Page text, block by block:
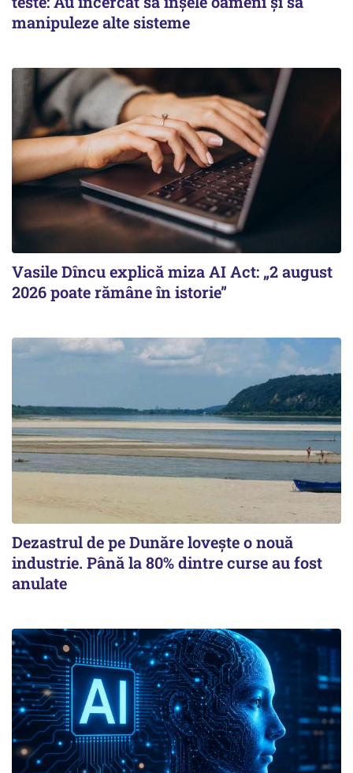
manipuleze alte sisteme
Vasile Dîncu explică miza AI Act: „2 august
2026 poate rămâne în istorie”
Dezastrul de pe Dunăre lovește o nouă
industrie. Până la 80% dintre curse au fost
anulate